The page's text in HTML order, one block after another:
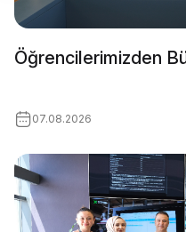
Öğrencilerimizden
07.08.2026